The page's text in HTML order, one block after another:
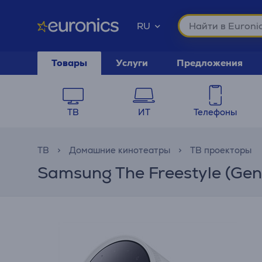
RU
Товары Услуги Предложения
ТВ ИТ Телефоны
ТВ Домашние кинотеатры ТВ проекторы
Samsung The Freestyle